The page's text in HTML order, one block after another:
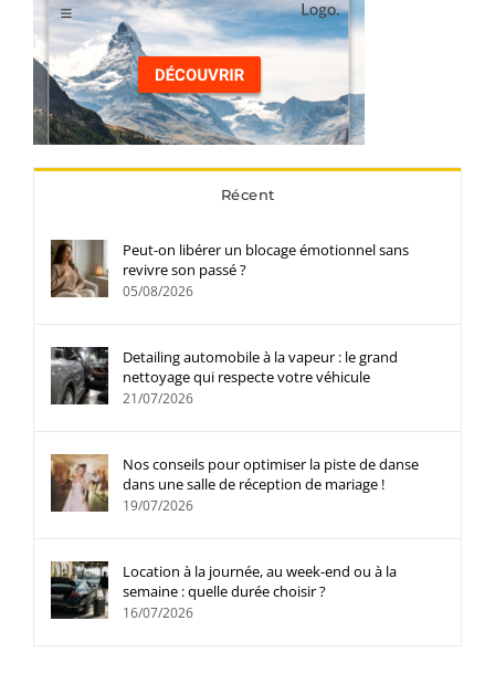
Récent
Peut-on libérer un blocage émotionnel sans
revivre son passé ?
05/08/2026
Detailing automobile à la vapeur : le grand
nettoyage qui respecte votre véhicule
21/07/2026
Nos conseils pour optimiser la piste de danse
dans une salle de réception de mariage !
19/07/2026
Location à la journée, au week-end ou à la
semaine : quelle durée choisir ?
16/07/2026